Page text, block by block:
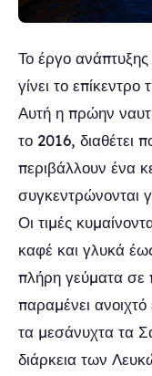
Το έργο
γίνει το
Αυτή η πρώην
το 2016, διαθέτει
περιβάλλουν ένα
συγκεντρώνονται
Οι τιμές
καφέ και γλυκά
πλήρη γεύματα σε
παραμένει ανοιχτό
τα μεσάνυχτα τα
διάρκεια των